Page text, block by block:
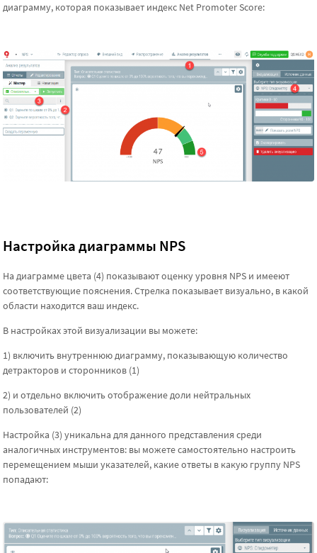
диаграмму, которая показывает индекс Net Promoter Score:
Настройка диаграммы NPS
На диаграмме цвета (4) показывают оценку уровня NPS и имееют
соответствующие пояснения. Стрелка показывает визуально, в какой
области находится ваш индекс.
В настройках этой визуализации вы можете:
1) включить внутреннюю диаграмму, показывающую количество
детракторов и сторонников (1)
2) и отдельно включить отображение доли нейтральных
пользователей (2)
Настройка (3) уникальна для данного представления среди
аналогичных инструментов: вы можете самостоятельно настроить
перемещением мыши указателей, какие ответы в какую группу NPS
попадают: